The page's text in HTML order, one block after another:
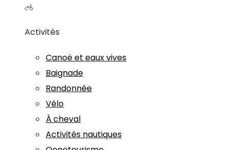
Activités
Canoë et eaux vives
Baignade
Randonnée
Vélo
À cheval
Activités nautiques